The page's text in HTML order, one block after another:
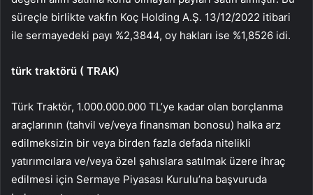
süreçle birlikte vakfın Koç Holding A.Ş. 13/12/2022 itibari
ile sermayedeki payı %2,3844, oy hakları ise %1,8526 idi.
türk traktörü ( TRAK)
Türk Traktör, 1.000.000.000 TL’ye kadar olan borçlanma
araçlarının (tahvil ve/veya finansman bonosu) halka arz
edilmeksizin bir veya birden fazla defada nitelikli
yatırımcılara ve/veya özel şahıslara satılmak üzere ihraç
edilmesi için Sermaye Piyasası Kurulu’na başvuruda